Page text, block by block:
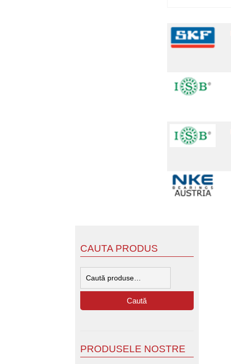
CAUTA PRODUS
Caută
PRODUSELE NOSTRE